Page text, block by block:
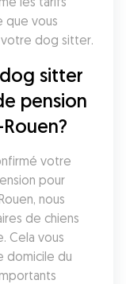
que vous
sitter
pension
votre
pour
nous
de chiens
Cela vous
domicile du